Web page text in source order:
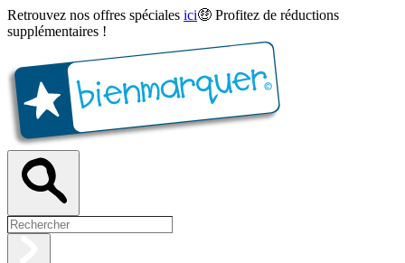
Retrouvez nos offres spéciales ici🤑 Profitez de réductions
supplémentaires !